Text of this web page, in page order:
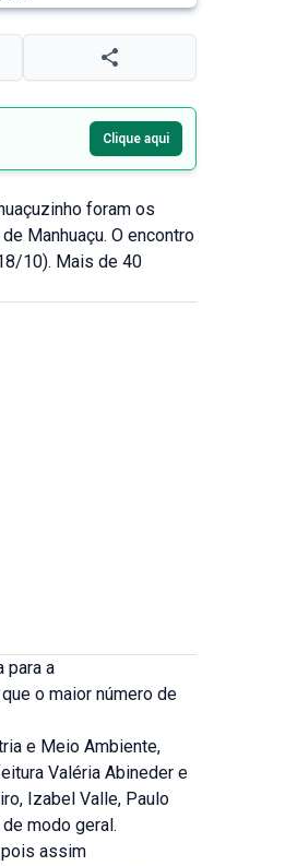
Clique aqui
foram os
Manhuaçu. O encontro
10). Mais de 40
para a
o maior número de
e Meio Ambiente,
Valéria Abineder e
Izabel Valle, Paulo
modo geral.
pois assim